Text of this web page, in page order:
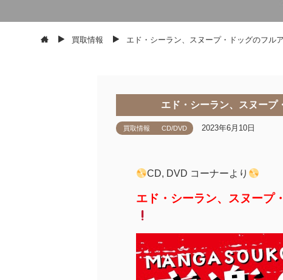
買取情報 エド・シーラン、スヌープ・ドッグのフル
エド・シーラン、スヌープ
買取情報 CD/DVD 2023年6月10日
CD, DVD コーナーより
エド・シーラン、スヌープ